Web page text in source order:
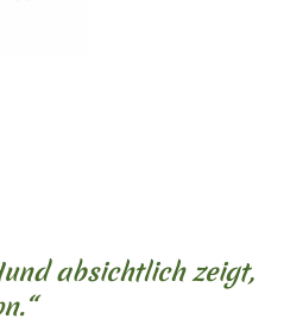
absichtlich zeigt,